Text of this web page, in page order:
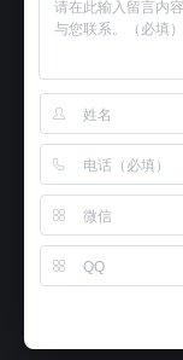
北
北
大厦
电